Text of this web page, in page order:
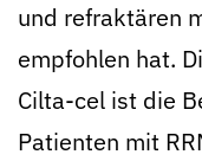
und refraktären
empfohlen hat.
Cilta-cel ist die
Patienten mit